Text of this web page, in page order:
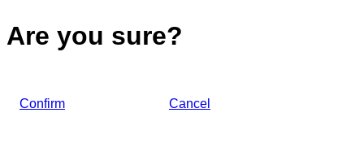
Are you sure?
Confirm Cancel